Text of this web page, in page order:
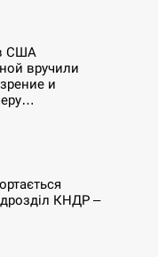
США
вручили
и
КНДР –